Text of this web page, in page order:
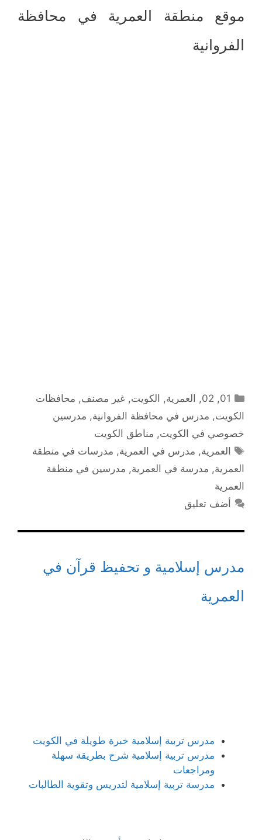
موقع منطقة العمرية في محافظة
الفروانية
التصنيفات
01
,
02
, العمرية, الكويت,غير مصنف, محافظات
الكويت, مدرس في محافظة الفروانية, مدرسين
خصوصي في الكويت, مناطق الكويت
الوسوم
العمرية, مدرس في العمرية, مدرسات في منطقة
العمرية, مدرسة في العمرية, مدرسين في منطقة
العمرية
أضف تعليق
مدرس إسلامية و تحفيظ قرآن في
العمرية
مدرس تربية إسلامية خبرة طويلة في الكويت
مدرس تربية إسلامية شرح بطريقة سهلة
ومراجعات
مدرسة تربية إسلامية لتدريس وتقوية الطالبات